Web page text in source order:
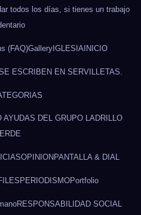
todos los días, si tienes un trabajo
(FAQ)GalleryIGLESIA INICIO
ESCRIBEN EN SERVILLETAS.
DEL GRUPO LADRILLO
OPINION PANTALLA & DIAL
PERIODISMOPortfolio
RESPONSABILIDAD SOCIAL